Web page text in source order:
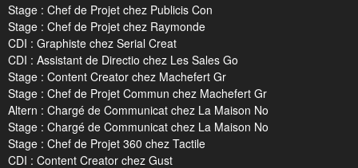
Stage : Chef de Projet chez Publicis Con
Stage : Chef de Projet chez Raymonde
CDI : Graphiste chez Serial Creat
CDI : Assistant de Directio chez Les Sales Go
Stage : Content Creator chez Machefert Gr
Stage : Chef de Projet Commun chez Machefert Gr
Altern : Chargé de Communicat chez La Maison No
Stage : Chargé de Communicat chez La Maison No
Stage : Chef de Projet 360 chez Tactile
CDI : Content Creator chez Gust